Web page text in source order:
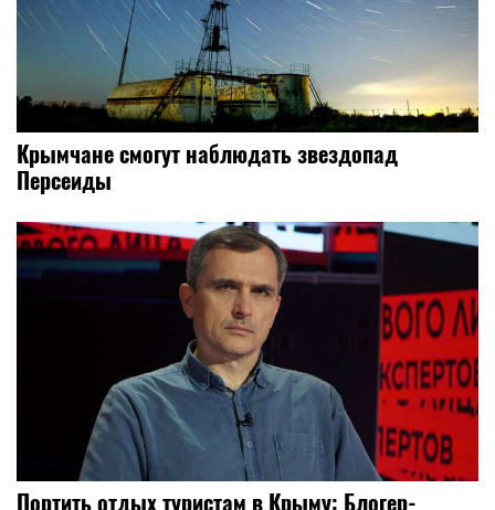
Крымчане смогут наблюдать звездопад
Персеиды
Портить отдых туристам в Крыму: Блогер-